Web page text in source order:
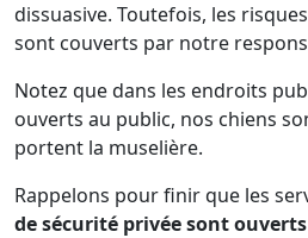
dissuasive. Toutefois, les
sont couverts par notre
Notez que dans les endroits
ouverts au public, nos chiens
portent la muselière.
Rappelons pour finir que les
de sécurité privée sont